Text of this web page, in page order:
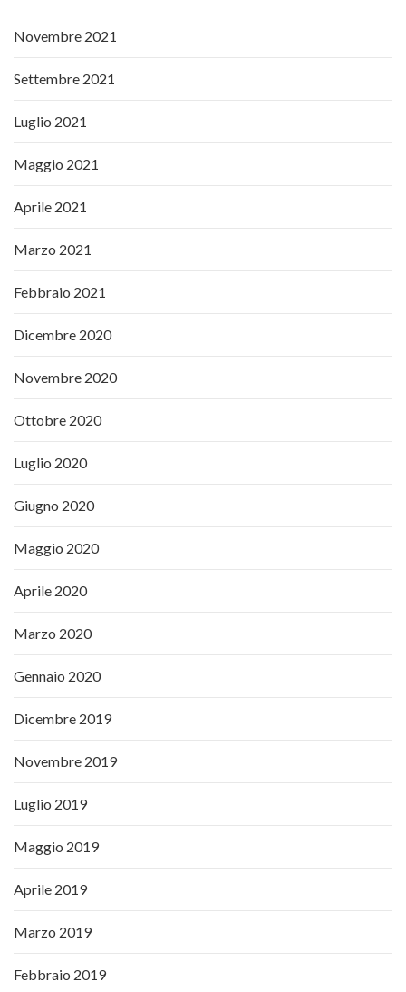
Novembre 2021
Settembre 2021
Luglio 2021
Maggio 2021
Aprile 2021
Marzo 2021
Febbraio 2021
Dicembre 2020
Novembre 2020
Ottobre 2020
Luglio 2020
Giugno 2020
Maggio 2020
Aprile 2020
Marzo 2020
Gennaio 2020
Dicembre 2019
Novembre 2019
Luglio 2019
Maggio 2019
Aprile 2019
Marzo 2019
Febbraio 2019